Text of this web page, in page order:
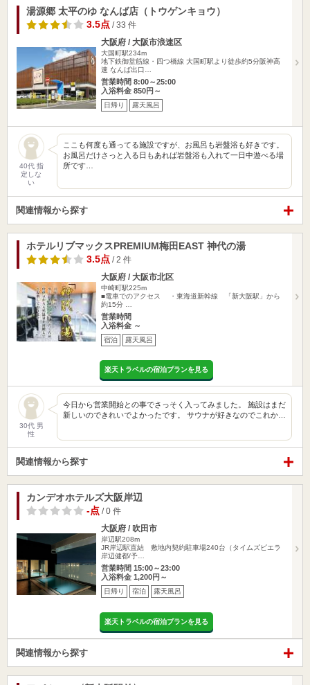
湯源郷 太平のゆ なんば店（トウゲンキョウ）
3.5点 / 33 件
大阪府 / 大阪市浪速区
大国町駅234m
地下鉄御堂筋線・四つ橋線 大国町駅より徒歩約5分阪神高
速 なんば出口…
営業時間 8:00～25:00
入浴料金 850円～
日帰り 露天風呂
40代 指
定しな
い
ここも何度も通ってる施設ですが、お風呂も岩盤浴も好きです。
お風呂だけさっと入る日もあれば岩盤浴も入れて一日中遊べる場
所です…
関連情報から探す
ホテルリブマックスPREMIUM梅田EAST 神代の湯
3.5点 / 2 件
大阪府 / 大阪市北区
中崎町駅225m
■電車でのアクセス ・東海道新幹線 「新大阪駅」から
約15分 …
営業時間
入浴料金 ～
宿泊 露天風呂
楽天トラベルの宿泊プランを見る
30代 男
性
今日から営業開始との事でさっそく入ってみました。 施設はまだ
新しいのできれいでよかったです。 サウナが好きなのでこれか…
関連情報から探す
カンデオホテルズ大阪岸辺
-点 / 0 件
大阪府 / 吹田市
岸辺駅208m
JR岸辺駅直結 敷地内契約駐車場240台（タイムズビエラ
岸辺健都/予…
営業時間 15:00～23:00
入浴料金 1,200円～
日帰り 宿泊 露天風呂
楽天トラベルの宿泊プランを見る
関連情報から探す